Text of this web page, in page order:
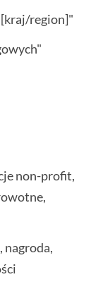
[kraj/region]"
non-profit,
nagroda,